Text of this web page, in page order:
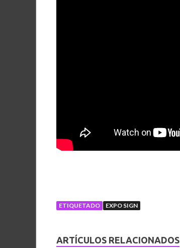
ETIQUETADO EXPO SIGN
ARTÍCULOS RELACIONADOS